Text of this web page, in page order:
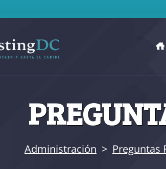
Administración > Preguntas